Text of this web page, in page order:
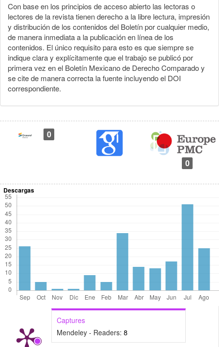
Con base en los principios de acceso abierto las lectoras o
lectores de la revista tienen derecho a la libre lectura, impresión
y distribución de los contenidos del Boletín por cualquier medio,
de manera inmediata a la publicación en línea de los
contenidos. El único requisito para esto es que siempre se
indique clara y explícitamente que el trabajo se publicó por
primera vez en el Boletín Mexicano de Derecho Comparado y
se cite de manera correcta la fuente incluyendo el DOI
correspondiente.
0
0
Descargas
Captures
Mendeley - Readers: 8